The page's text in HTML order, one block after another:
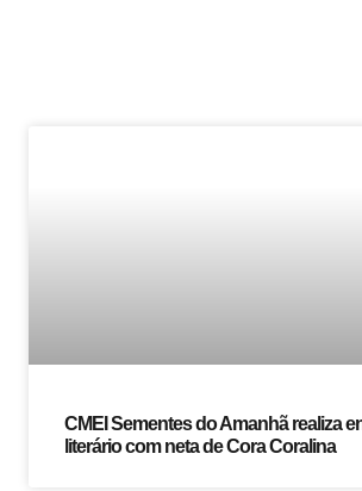
CMEI Sementes do Amanhã realiza
literário com neta de Cora Coralina